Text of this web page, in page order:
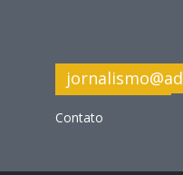
Contato